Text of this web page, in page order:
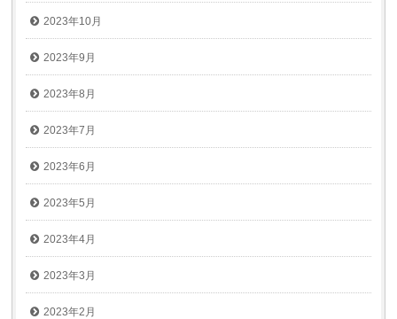
2023年10月
2023年9月
2023年8月
2023年7月
2023年6月
2023年5月
2023年4月
2023年3月
2023年2月